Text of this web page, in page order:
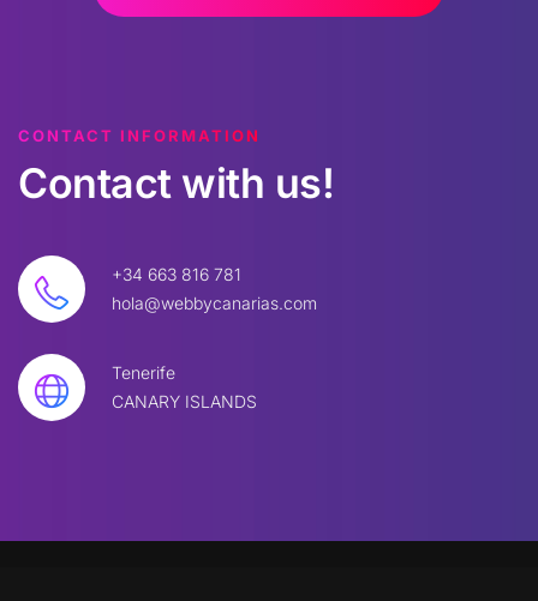
CONTACT INFORMATION
Contact with us!
+34 663 816 781
hola@webbycanarias.com
Tenerife
CANARY ISLANDS